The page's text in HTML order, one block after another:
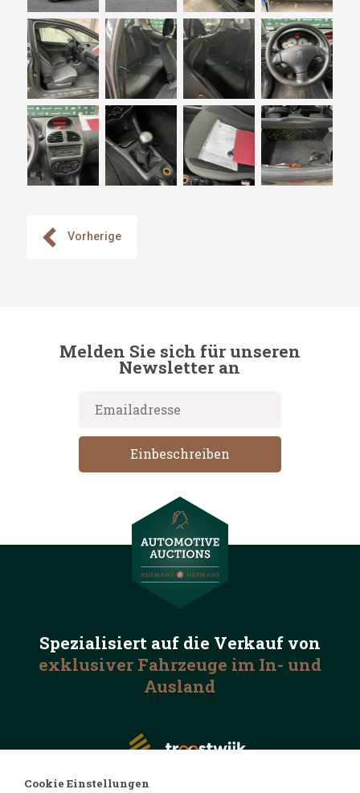
Vorherige
Melden Sie sich für unseren
Newsletter an
Spezialisiert auf die Verkauf von
exklusiver Fahrzeuge im In- und
Ausland
Cookie Einstellungen